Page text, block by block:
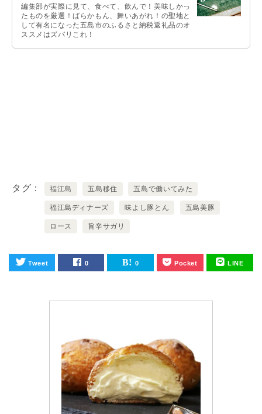
編集部が実際に見て、食べて、飲んで！美味しかっ
たものを厳選！ばらかもん、舞いあがれ！の聖地と
して有名になった五島市のふるさと納税返礼品のオ
ススメはズバリこれ！
タグ 福江島 五島移住 五島で働いてみた
福江島ディナーズ 味よし豚とん 五島美豚
ロース 旨辛サガリ
Tweet 0 0 Pocket LINE